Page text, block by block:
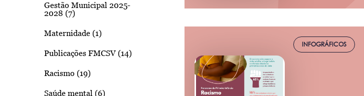
Gestão Municipal 2025-
2028 (7)
Maternidade (1)
Publicações FMCSV (14)
Racismo (19)
Saúde mental (6)
INFOGRÁFICOS